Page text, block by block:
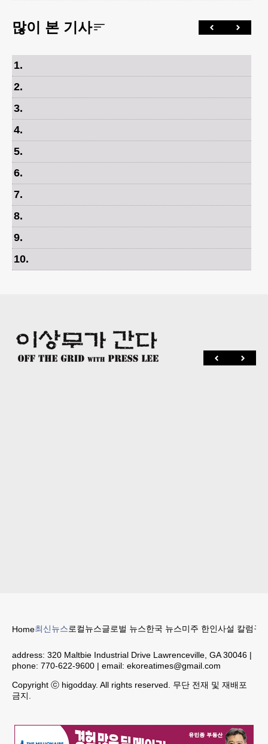
많이 본 기사
1.
2.
3.
4.
5.
6.
7.
8.
9.
10.
Home최신뉴스로컬뉴스글로벌 뉴스한국 뉴스미주 한인사설 칼럼구
address: 320 Maltbie Industrial Drive Lawrenceville, GA 30046 |
phone: 770-622-9600 | email: ekoreatimes@gmail.com
Copyright ⓒ higodday. All rights reserved. 무단 전재 및 재배포
금지.